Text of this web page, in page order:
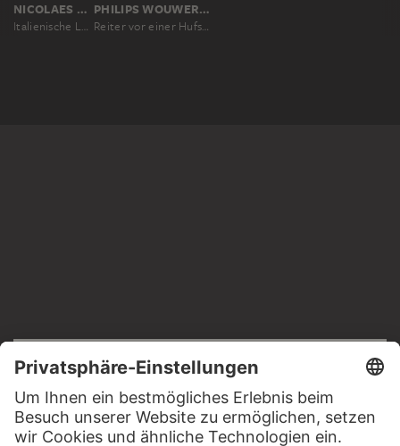
NICOLAES BERCHEM
Italienische Landschaft mit Hirten an einem Flusslauf
PHILIPS WOUWERMAN
Reiter vor einer Hufschmiede
Impressum
Datenschutz
Copyright © 2026 Städel Museum
All rights reserved.